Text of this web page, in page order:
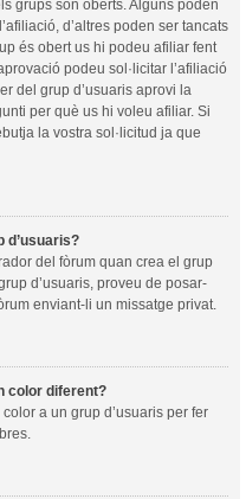
grups són oberts. Alguns poden
d’altres poden ser tancats
és obert us hi podeu afiliar fent
podeu sol·licitar l’afiliació
del grup d’usuaris aprovi la
per què us hi voleu afiliar. Si
la vostra sol·licitud ja que
d’usuaris?
del fòrum quan crea el grup
d’usuaris, proveu de posar-
enviant-li un missatge privat.
color diferent?
a un grup d’usuaris per fer